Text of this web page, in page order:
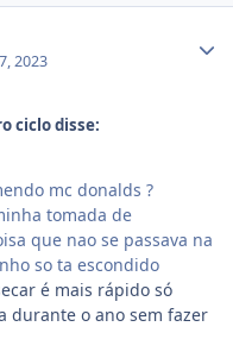
2023
ciclo disse:
mc donalds ?
tomada de
que nao se passava na
so ta escondido
é mais rápido só
durante o ano sem fazer